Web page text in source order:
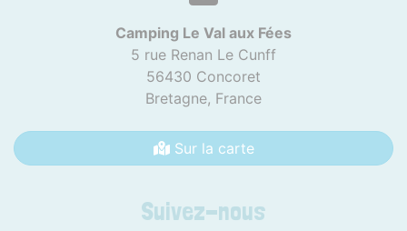
Camping Le Val aux Fées
5 rue Renan Le Cunff
56430 Concoret
Bretagne, France
Sur la carte
Suivez-nous